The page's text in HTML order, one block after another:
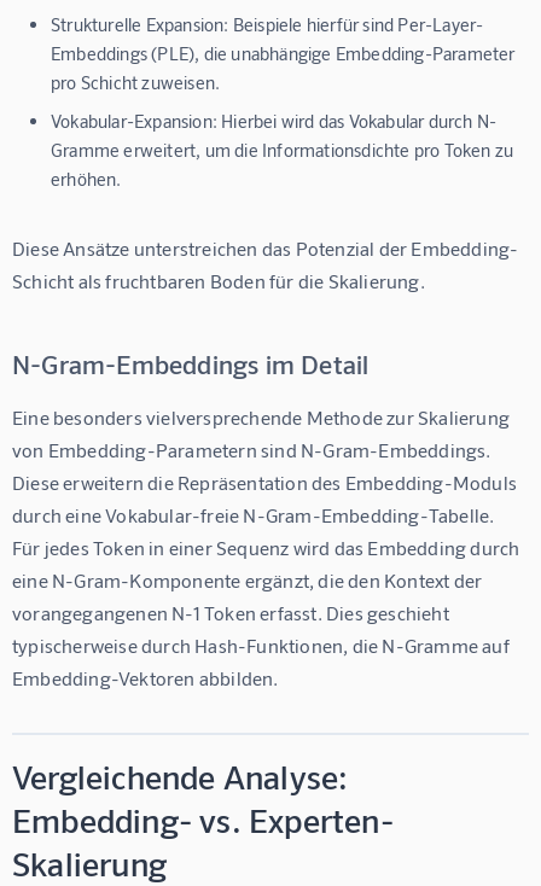
Strukturelle Expansion: Beispiele hierfür sind Per-Layer-
Embeddings (PLE), die unabhängige Embedding-Parameter
pro Schicht zuweisen.
Vokabular-Expansion: Hierbei wird das Vokabular durch N-
Gramme erweitert, um die Informationsdichte pro Token zu
erhöhen.
Diese Ansätze unterstreichen das Potenzial der Embedding-
Schicht als fruchtbaren Boden für die Skalierung.
N-Gram-Embeddings im Detail
Eine besonders vielversprechende Methode zur Skalierung
von Embedding-Parametern sind N-Gram-Embeddings.
Diese erweitern die Repräsentation des Embedding-Moduls
durch eine Vokabular-freie N-Gram-Embedding-Tabelle.
Für jedes Token in einer Sequenz wird das Embedding durch
eine N-Gram-Komponente ergänzt, die den Kontext der
vorangegangenen N-1 Token erfasst. Dies geschieht
typischerweise durch Hash-Funktionen, die N-Gramme auf
Embedding-Vektoren abbilden.
Vergleichende Analyse:
Embedding- vs. Experten-
Skalierung